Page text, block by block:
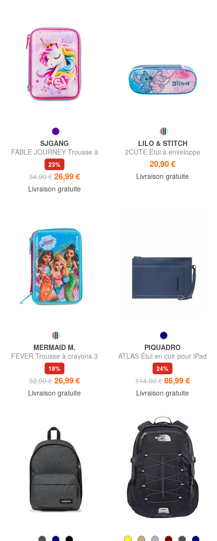
SJGANG
FABLE JOURNEY Trousse à
crayons avec kit scolaire
23%
34,90 € 26,99 €
Livraison gratuite
LILO & STITCH
2CUTE Étui à enveloppe
20,90 €
Livraison gratuite
MERMAID M.
FEVER Trousse à crayons 3
zips avec trousse scolaire
18%
32,90 € 26,99 €
Livraison gratuite
PIQUADRO
ATLAS Étui en cuir pour iPad
pour homme
24%
114,00 € 86,99 €
Livraison gratuite